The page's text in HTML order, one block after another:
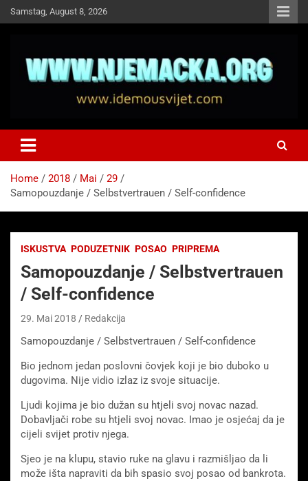
Skip
to
Samstag, August 8, 2026
Idemo u Svijet-Njemacka!
Home 2018 Mai
29
Samopouzdanje / Selbstvertrauen / Self-confidence
ISKUSTVA PODUZETNIK POSAO PRIPREMA
Samopouzdanje / Selbstvertrauen
/ Self-confidence
29. Mai 2018 Redakcija
Samopouzdanje / Selbstvertrauen / Self-confidence
Bio jednom jedan poslovni čovjek koji je bio duboko u
dugovima. Nije vidio izlaz iz svoje situacije.
Ljudi kojima je bio dužan su htjeli svoj novac nazad.
Dobavljači robe su htjeli svoj novac. Imao je osjećaj da je
cijeli svijet protiv njega.
Sjeo je na klupu, stavio ruke na glavu i razmišljao da li
može išta napraviti da bih spasio svoj posao od bankrota.